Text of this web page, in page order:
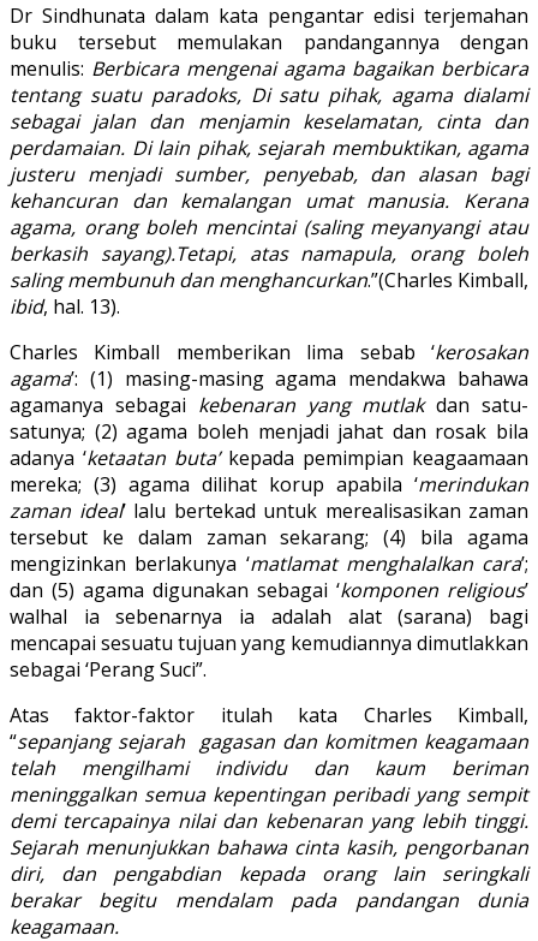
Dr Sindhunata dalam kata pengantar edisi terjemahan
buku tersebut memulakan pandangannya dengan
menulis: Berbicara mengenai agama bagaikan berbicara
tentang suatu paradoks, Di satu pihak, agama dialami
sebagai jalan dan menjamin keselamatan, cinta dan
perdamaian. Di lain pihak, sejarah membuktikan, agama
justeru menjadi sumber, penyebab, dan alasan bagi
kehancuran dan kemalangan umat manusia. Kerana
agama, orang boleh mencintai (saling meyanyangi atau
berkasih sayang).Tetapi, atas namapula, orang boleh
saling membunuh dan menghancurkan.”(Charles Kimball,
ibid, hal. 13).
Charles Kimball memberikan lima sebab ‘kerosakan
agama’: (1) masing-masing agama mendakwa bahawa
agamanya sebagai kebenaran yang mutlakdan satu-
satunya; (2) agama boleh menjadi jahat dan rosak bila
adanya ‘ketaatan buta’ kepada pemimpian keagaamaan
mereka; (3) agama dilihat korup apabila ‘merindukan
zaman ideal’ lalu bertekad untuk merealisasikan zaman
tersebut ke dalam zaman sekarang; (4) bila agama
mengizinkan berlakunya ‘matlamat menghalalkan cara’;
dan (5) agama digunakan sebagai ‘komponen religious’
walhal ia sebenarnya ia adalah alat (sarana) bagi
mencapai sesuatu tujuan yang kemudiannya dimutlakkan
sebagai ‘Perang Suci”.
Atas faktor-faktor itulah kata Charles Kimball,
“sepanjang sejarah gagasan dan komitmen keagamaan
telah mengilhami individu dan kaum beriman
meninggalkan semua kepentingan peribadi yang sempit
demi tercapainya nilai dan kebenaran yang lebih tinggi.
Sejarah menunjukkan bahawa cinta kasih, pengorbanan
diri, dan pengabdian kepada orang lain seringkali
berakar begitu mendalam pada pandangan dunia
keagamaan.